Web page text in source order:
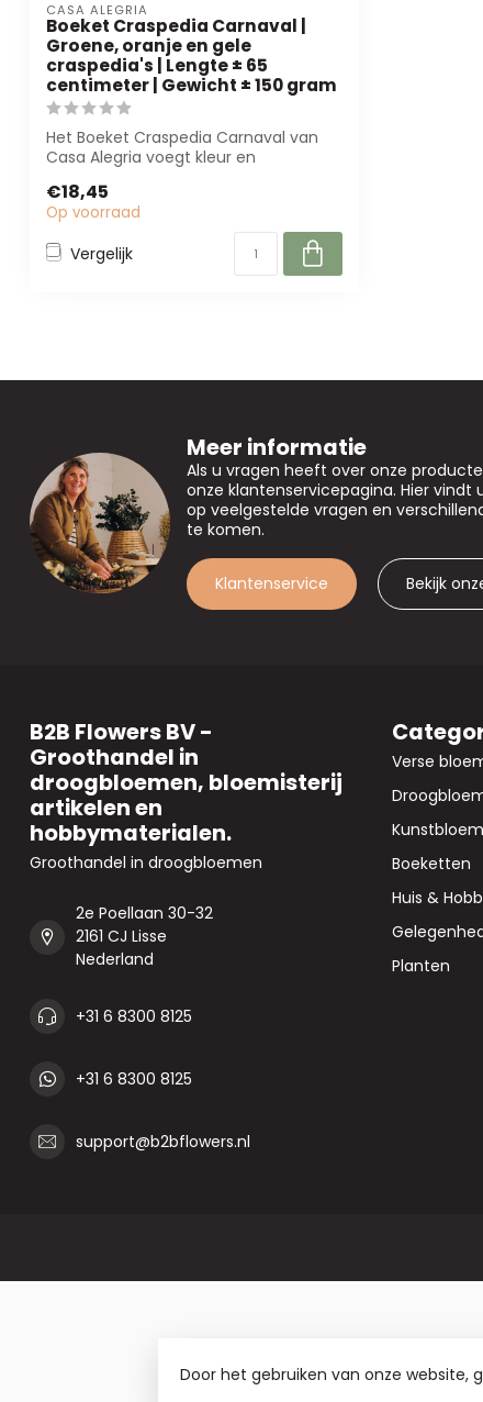
CASA ALEGRIA
Boeket Craspedia Carnaval |
Groene, oranje en gele
craspedia's | Lengte ± 65
centimeter | Gewicht ± 150 gram
Het Boeket Craspedia Carnaval van
Casa Alegria voegt kleur en
€18,45
Op voorraad
Vergelijk
Meer informatie
Als u vragen heeft over onze
onze klantenservicepagina. Hier
op veelgestelde vragen en
te komen.
Klantenservice Bekijk
B2B Flowers BV -
Groothandel in
droogbloemen, bloemisterij
artikelen en
hobbymaterialen.
Groothandel in droogbloemen
2e Poellaan 30-32
2161 CJ Lisse
Nederland
+31 6 8300 8125
+31 6 8300 8125
support@b2bflowers.nl
Verse
Boeketten
Huis &
Planten
© Copyright 2026
Door het gebruiken van onze website,